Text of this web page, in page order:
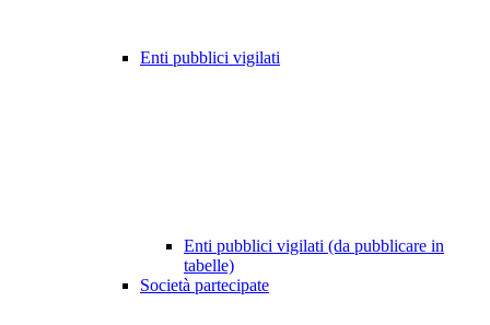
Enti pubblici vigilati
Enti pubblici vigilati (da pubblicare in
tabelle)
Società partecipate